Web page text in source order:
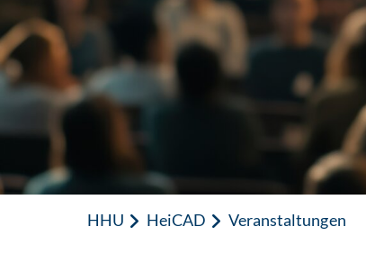
HHU HeiCAD Veranstaltungen